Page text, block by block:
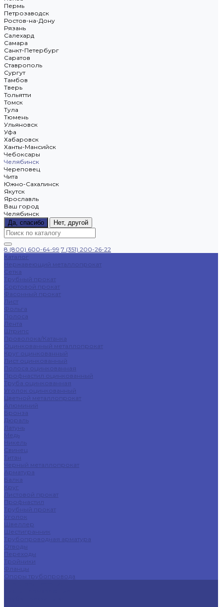
Пермь
Петрозаводск
Ростов-на-Дону
Рязань
Салехард
Самара
Санкт-Петербург
Саратов
Ставрополь
Сургут
Тамбов
Тверь
Тольятти
Томск
Тула
Тюмень
Ульяновск
Уфа
Хабаровск
Ханты-Мансийск
Чебоксары
Челябинск
Череповец
Чита
Южно-Сахалинск
Якутск
Ярославль
Ваш город
Челябинск
Да, спасибо
Нет, другой
8 (800) 600-64-99 7 (351) 200-26-22
Каталог
Нержавеющий металлопрокат
Сетка
Трубный прокат
Сортовой прокат
Фасонный прокат
Лист
Фольга
Полоса
Лента
Штрипс
Проволока/Катанка
Оцинкованный металлопрокат
Круг оцинкованный
Лист оцинкованный
Полоса оцинкованная
Профнастил оцинкованный
Труба оцинкованная
Уголок оцинкованный
Цветной металлопрокат
Алюминий
Бронза
Дюраль
Латунь
Медь
Никель
Свинец
Титан
Черный металлопрокат
Арматура
Балка
Круг
Листовой прокат
Профнастил
Трубный прокат
Уголок
Швеллер
Шестигранник
Трубопроводная арматура
Отводы
Переходы
Тройники
Фланцы
Опоры трубопровода